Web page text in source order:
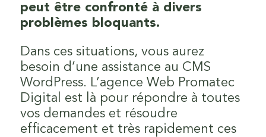
peut être confronté à divers
problèmes bloquants.
Dans ces situations, vous aurez
besoin d’une assistance au CMS
WordPress. L’agence Web Promatec
Digital est là pour répondre à toutes
vos demandes et résoudre
efficacement et très rapidement ces